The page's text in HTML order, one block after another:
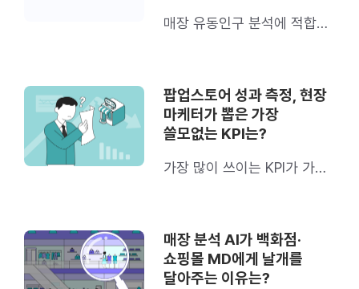
매장 유동인구 분석에 적합한
팝업스토어 성과 측정, 현장
마케터가 뽑은 가장
쓸모없는 KPI는?
가장 많이 쓰이는 KPI가 가장
매장 분석 AI가 백화점·
쇼핑몰 MD에게 날개를
달아주는 이유는?